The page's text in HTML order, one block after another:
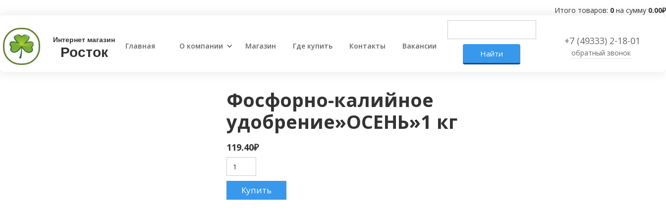
Итого товаров: 0 на сумму 0.00₽
Интернет магазин
Росток Главная О компании Магазин Где купить Контакты Вакансии +7 (49333) 2-18-01
обратный звонок
Фосфорно-калийное
удобрение»ОСЕНЬ»1 кг
119.40₽